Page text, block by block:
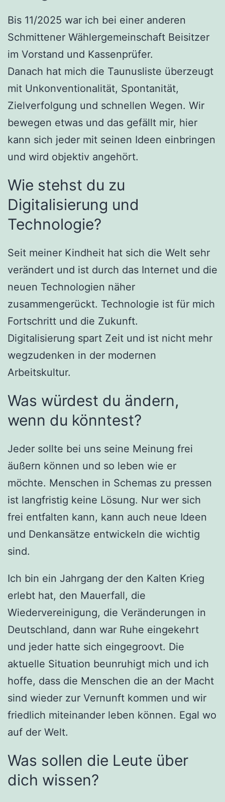
Bis 11/2025 war ich bei einer anderen
Schmittener Wählergemeinschaft Beisitzer
im Vorstand und Kassenprüfer.
Danach hat mich die Taunusliste überzeugt
mit Unkonventionalität, Spontanität,
Zielverfolgung und schnellen Wegen. Wir
bewegen etwas und das gefällt mir, hier
kann sich jeder mit seinen Ideen einbringen
und wird objektiv angehört.
Wie stehst du zu
Digitalisierung und
Technologie?
Seit meiner Kindheit hat sich die Welt sehr
verändert und ist durch das Internet und die
neuen Technologien näher
zusammengerückt. Technologie ist für mich
Fortschritt und die Zukunft.
Digitalisierung spart Zeit und ist nicht mehr
wegzudenken in der modernen
Arbeitskultur.
Was würdest du ändern,
wenn du könntest?
Jeder sollte bei uns seine Meinung frei
äußern können und so leben wie er
möchte. Menschen in Schemas zu pressen
ist langfristig keine Lösung. Nur wer sich
frei entfalten kann, kann auch neue Ideen
und Denkansätze entwickeln die wichtig
sind.
Ich bin ein Jahrgang der den Kalten Krieg
erlebt hat, den Mauerfall, die
Wiedervereinigung, die Veränderungen in
Deutschland, dann war Ruhe eingekehrt
und jeder hatte sich eingegroovt. Die
aktuelle Situation beunruhigt mich und ich
hoffe, dass die Menschen die an der Macht
sind wieder zur Vernunft kommen und wir
friedlich miteinander leben können. Egal wo
auf der Welt.
Was sollen die Leute über
dich wissen?